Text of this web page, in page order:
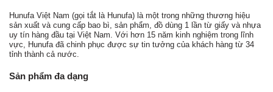
Hunufa Việt Nam (gọi tắt là Hunufa) là một trong những thương hiệu
sản xuất và cung cấp bao bì, sản phẩm, đồ dùng 1 lần từ giấy và nhựa
uy tín hàng đầu tại Việt Nam. Với hơn 15 năm kinh nghiệm trong lĩnh
vực, Hunufa đã chinh phục được sự tin tưởng của khách hàng từ 34
tỉnh thành cả nước.
Sản phẩm đa dạng